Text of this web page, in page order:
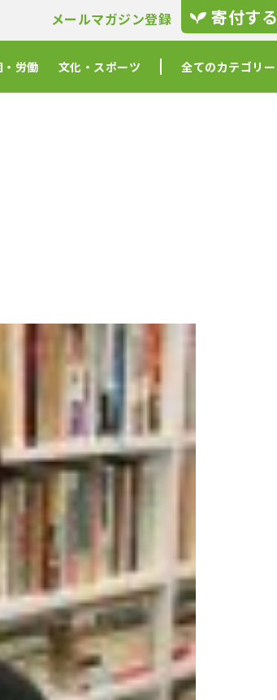
メールマガジン登録 寄付する
・労働 文化・スポーツ 全てのカテゴリー